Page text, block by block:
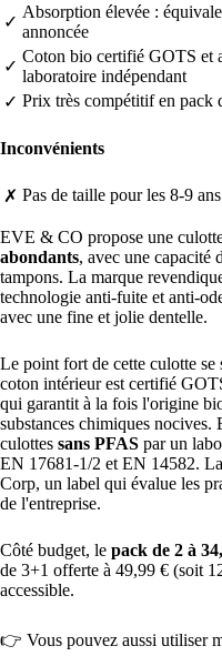
✓
Absorption élevée :
annoncée
✓
Coton bio certifié GOTS et
laboratoire indépendant
✓ Prix très compétitif en pack
Inconvénients
✗ Pas de taille pour les 8-9 ans
EVE & CO propose une
abondants, avec une capacité
tampons. La marque
technologie anti-fuite et anti-
avec une fine et jolie dentelle.
Le point fort de cette culotte se
coton intérieur est certifié
qui garantit à la fois l'origine
substances chimiques
culottes sans PFAS par un
EN 17681-1/2 et EN 14582.
Corp, un label qui évalue les
de l'entreprise.
Côté budget, le pack de 2 à
de 3+1 offerte à 49,99 € (soit
accessible.
👉 Vous pouvez aussi utiliser